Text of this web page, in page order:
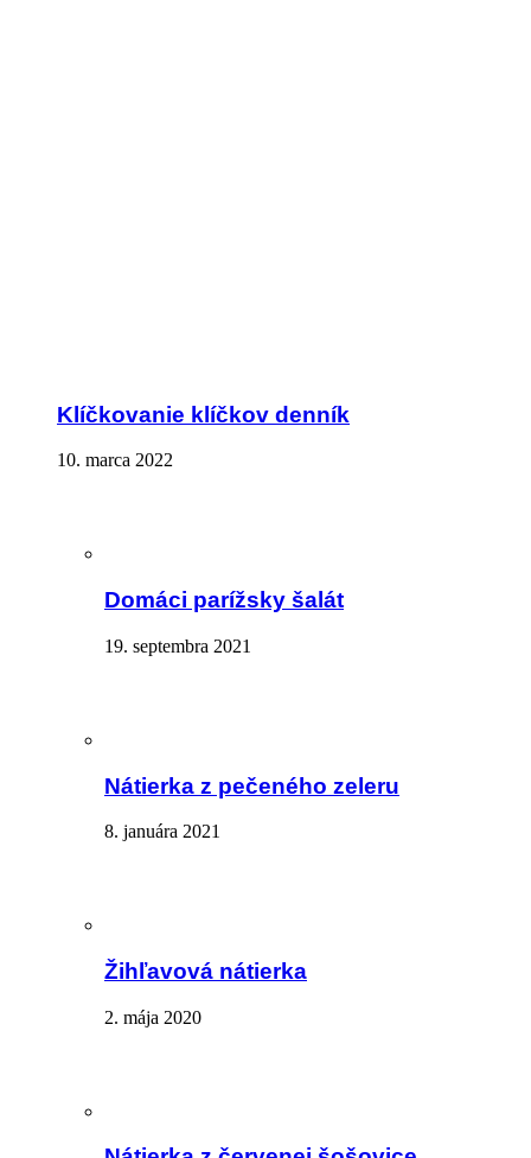
Klíčkovanie klíčkov denník
10. marca 2022
Domáci parížsky šalát
19. septembra 2021
Nátierka z pečeného zeleru
8. januára 2021
Žihľavová nátierka
2. mája 2020